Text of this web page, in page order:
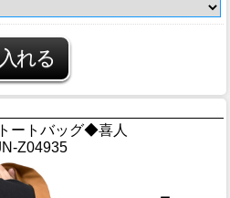
ートバッグ◆喜人
Z04935